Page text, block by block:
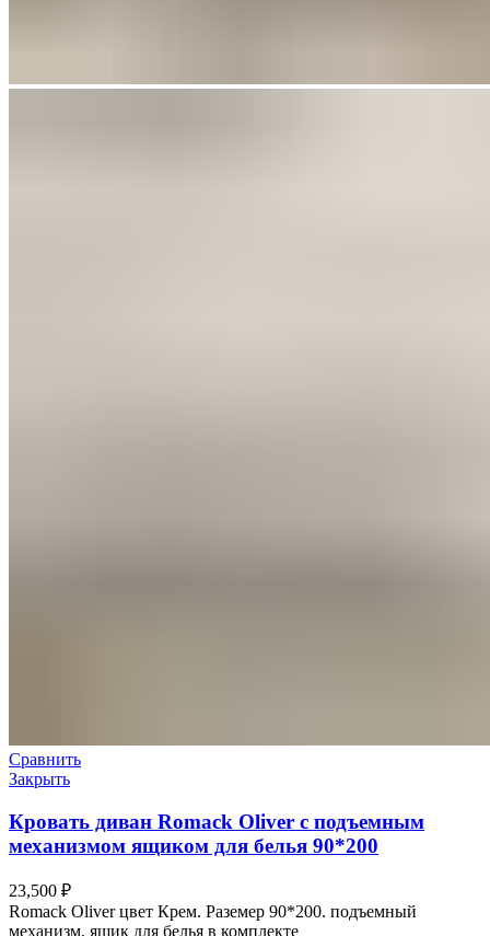
Сравнить
Закрыть
Кровать диван Romack Oliver с подъемным
механизмом ящиком для белья 90*200
23,500 ₽
Romack Oliver цвет Крем. Раземер 90*200. подъемный
механизм, ящик для белья в комплекте